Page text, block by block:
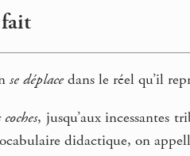
se déplace dans le réel qu’il
, jusqu’aux incessantes
didactique, on